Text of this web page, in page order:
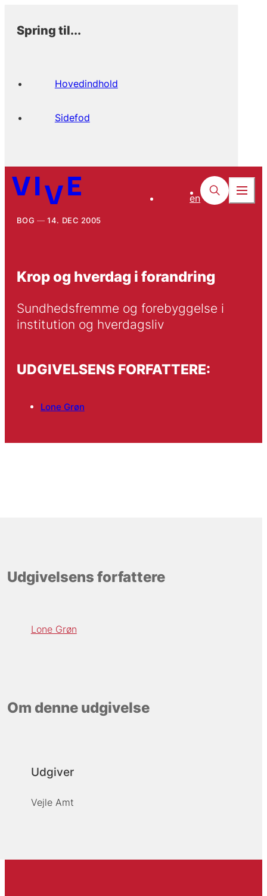
Spring til...
Hovedindhold
Sidefod
en
BOG 14. DEC 2005
Krop og hverdag i forandring
Sundhedsfremme og forebyggelse i
institution og hverdagsliv
UDGIVELSENS FORFATTERE:
Lone Grøn
Udgivelsens forfattere
Lone Grøn
Om denne udgivelse
Udgiver
Vejle Amt